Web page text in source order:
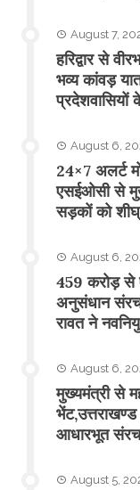
August 7,
​हरिद्वार से
भव्य कांवड़
प्रदेशवासियों
August 6,
24×7 अलर्ट
एसईओसी से
सड़कों को
August 6,
459 करोड़ से
अनुसंधान
रावत ने
August 6,
मुख्यमंत्री से
आधारभूत
August 5,